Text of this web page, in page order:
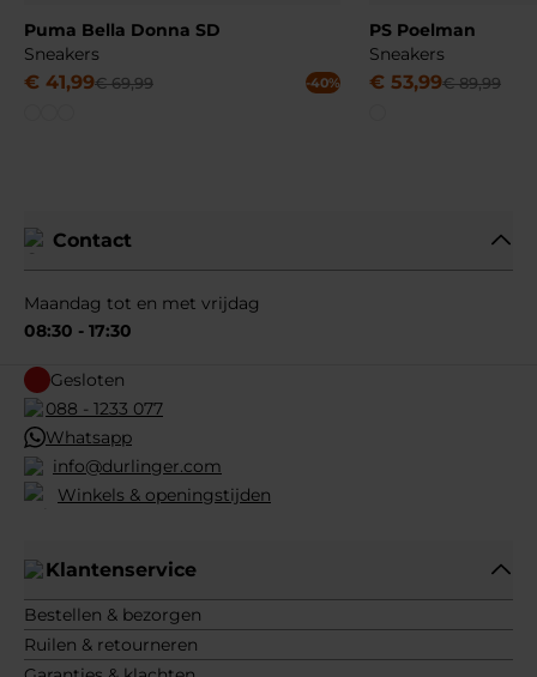
Puma Bella Donna SD
Sneakers
€ 41,99€ 69,99 -40%
PS Poelman
Sneakers
€ 53,99€ 89,99
Contact
Maandag tot en met vrijdag
08:30 - 17:30
Gesloten
088 - 1233 077
Whatsapp
info@durlinger.com
Winkels & openingstijden
Klantenservice
Bestellen & bezorgen
Ruilen & retourneren